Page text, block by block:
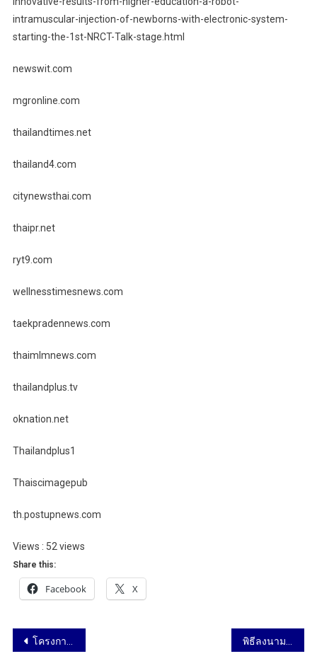
intramuscular-injection-of-newborns-with-electronic-system-
starting-the-1st-NRCT-Talk-stage.html
newswit.com
mgronline.com
thailandtimes.net
thailand4.com
citynewsthai.com
thaipr.net
ryt9.com
wellnesstimesnews.com
taekpradennews.com
thaimlmnews.com
thailandplus.tv
oknation.net
Thailandplus1
Thaiscimagepub
th.postupnews.com
Views : 52 views
Share this:
Facebook X
โครงการพัฒนาศักยภาพอาจารย์ ด้านศาสตร์การสอน รุ่นที่ 2 วันที่ 12-14 กันยายน 2565